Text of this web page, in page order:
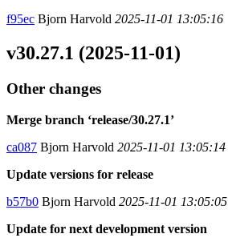
f95ec Bjorn Harvold 2025-11-01 13:05:16
v30.27.1 (2025-11-01)
Other changes
Merge branch ‘release/30.27.1’
ca087 Bjorn Harvold 2025-11-01 13:05:14
Update versions for release
b57b0 Bjorn Harvold 2025-11-01 13:05:05
Update for next development version